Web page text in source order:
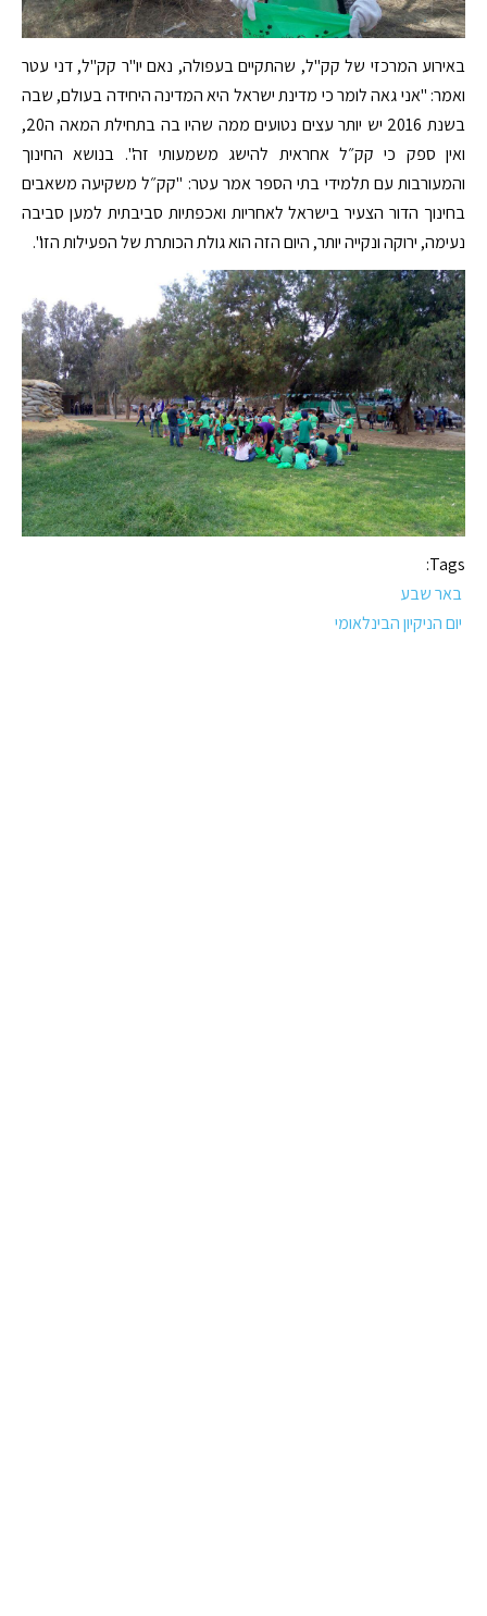
באירוע המרכזי של קק"ל, שהתקיים בעפולה, נאם יו"ר קק"ל, דני עטר
ואמר: "אני גאה לומר כי מדינת ישראל היא המדינה היחידה בעולם, שבה
בשנת 2016 יש יותר עצים נטועים ממה שהיו בה בתחילת המאה ה20,
ואין ספק כי קק״ל אחראית להישג משמעותי זה". בנושא החינוך
והמעורבות עם תלמידי בתי הספר אמר עטר: "קק״ל משקיעה משאבים
בחינוך הדור הצעיר בישראל לאחריות ואכפתיות סביבתית למען סביבה
נעימה, ירוקה ונקייה יותר, היום הזה הוא גולת הכותרת של הפעילות הזו".
Tags:
באר שבע
יום הניקיון הבינלאומי